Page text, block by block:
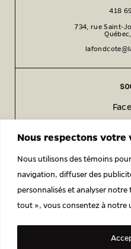
Nous respectons votre
Nous utilisons des témoins
navigation, diffuser des
personnalisés et analyser
tout », vous consentez à notre
418
734, rue Saint-
POLITIQUE DE
© 2026 LAFOND CÔTÉ